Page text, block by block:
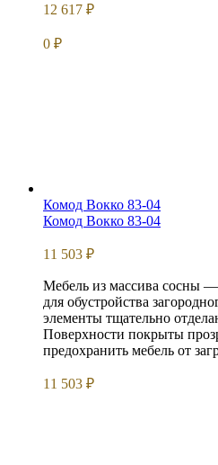
12 617 ₽
0 ₽
Комод Вокко 83-04
Комод Вокко 83-04
11 503 ₽
Мебель из массива сосны
для обустройства
элементы тщательно
Поверхности покрыты
предохранить мебель от
11 503 ₽